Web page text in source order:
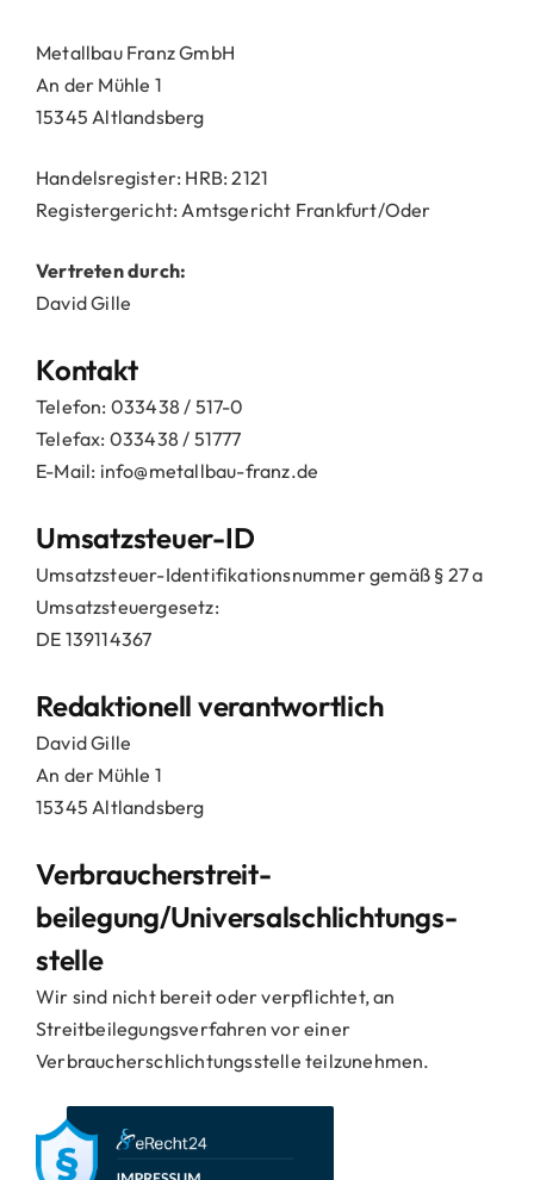
Kontakt
Metallbau Franz GmbH
An der Mühle 1
15345 Altlandsberg
Handelsregister: HRB: 2121
Registergericht: Amtsgericht Frankfurt/Oder
Vertreten durch:
David Gille
Kontakt
Telefon: 033438 / 517-0
Telefax: 033438 / 51777
E-Mail: info@metallbau-franz.de
Umsatzsteuer-ID
Umsatzsteuer-Identifikationsnummer gemäß § 27 a
Umsatzsteuergesetz:
DE 139114367
Redaktionell verantwortlich
David Gille
An der Mühle 1
15345 Altlandsberg
Verbraucher­streit­
beilegung/Universal­schlichtungs­
stelle
Wir sind nicht bereit oder verpflichtet, an
Streitbeilegungsverfahren vor einer
Verbraucherschlichtungsstelle teilzunehmen.